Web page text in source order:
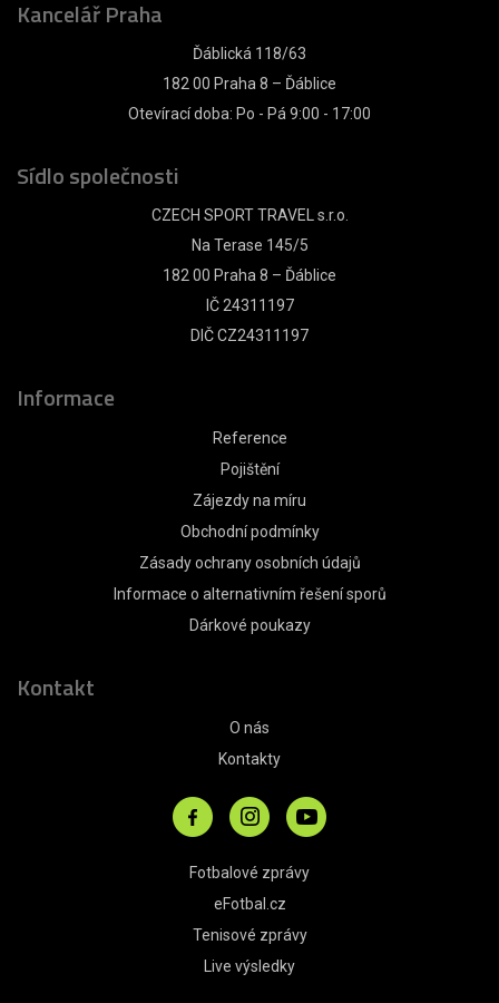
Kancelář Praha
Ďáblická 118/63
182 00 Praha 8 – Ďáblice
Otevírací doba: Po - Pá 9:00 - 17:00
Sídlo společnosti
CZECH SPORT TRAVEL s.r.o.
Na Terase 145/5
182 00 Praha 8 – Ďáblice
IČ 24311197
DIČ CZ24311197
Informace
Reference
Pojištění
Zájezdy na míru
Obchodní podmínky
Zásady ochrany osobních údajů
Informace o alternativním řešení sporů
Dárkové poukazy
Kontakt
O nás
Kontakty
Fotbalové zprávy
eFotbal.cz
Tenisové zprávy
Live výsledky